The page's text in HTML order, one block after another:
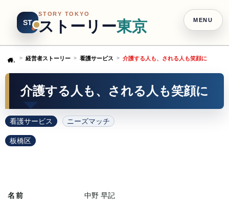
ST
STORY TOKYO
ストーリー東京
Home 経営者ストーリー 看護サービス 介護する人も、される人も笑顔に
介護する人も、される人も笑顔に
看護サービス ニーズマッチ
板橋区
名前 中野 早記
MENU